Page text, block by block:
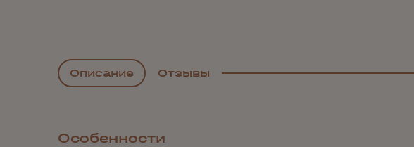
Описание Отзывы
Особенности